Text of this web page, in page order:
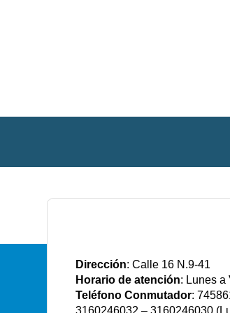
Dirección: Calle 16 N.9-41
Horario de atención: Lunes a
Teléfono Conmutador:
3160246032 – 3160246030